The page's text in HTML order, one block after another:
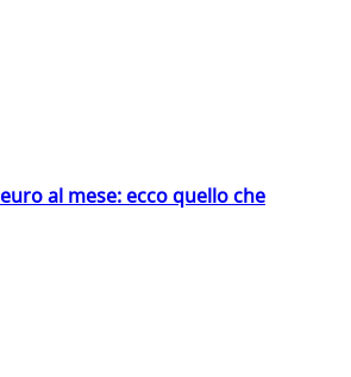
al mese: ecco quello che